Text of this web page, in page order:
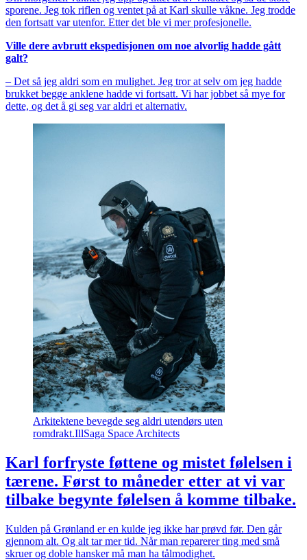
sporene. Jeg tok riflen og ventet på at Karl skulle våkne. Jeg trodde
den fortsatt var utenfor. Etter det ble vi mer profesjonelle.
Ville dere avbrutt ekspedisjonen om noe alvorlig hadde gått
galt?
– Det så jeg aldri som en mulighet. Jeg tror at selv om jeg hadde
brukket begge anklene hadde vi fortsatt. Vi har jobbet så mye for
dette, og det å gi seg var aldri et alternativ.
Arkitektene bevegde seg aldri utendørs uten
romdrakt.IllSaga Space Architects
Karl forfryste føttene og mistet følelsen i
tærene. Først to måneder etter at vi var
tilbake begynte følelsen å komme tilbake.
Kulden på Grønland er en kulde jeg ikke har prøvd før. Den går
gjennom alt. Og alt tar mer tid. Når man reparerer ting med små
skruer og doble hansker må man ha tålmodighet.